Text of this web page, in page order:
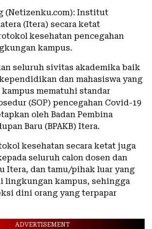
(Netizenku.com): Institut
(Itera) secara ketat
kesehatan pencegahan
kampus.
seluruh sivitas akademika baik
dan mahasiswa yang
mematuhi standar
(SOP) pencegahan Covid-19
oleh Badan Pembina
Baru (BPAKB) Itera.
kesehatan secara ketat juga
seluruh calon dosen dan
Itera, dan tamu/pihak luar yang
lingkungan kampus, sehingga
dini orang yang terpapar
ADVERTISEMENT